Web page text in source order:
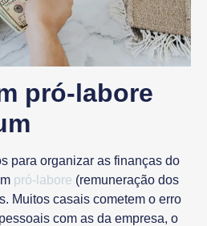
pró-labore
para organizar as finanças do
pró-labore (remuneração dos
Muitos casais cometem o erro
com as da empresa, o